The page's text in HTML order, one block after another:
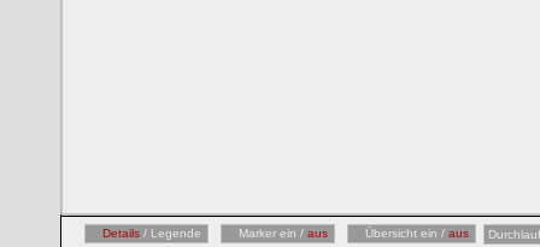
Details / Legende Marker ein / aus Übersicht ein / aus